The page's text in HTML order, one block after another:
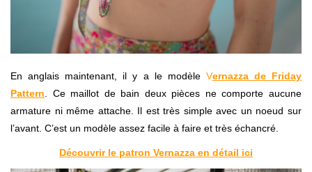
En anglais maintenant, il y a le modèle Vernazza de Friday
Pattern. Ce maillot de bain deux pièces ne comporte aucune
armature ni même attache. Il est très simple avec un noeud sur
l’avant. C’est un modèle assez facile à faire et très échancré.
Découvrir le patron Vernazza en détail ici